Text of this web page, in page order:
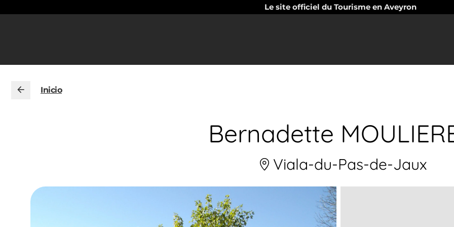
Le site officiel du Tourisme en Aveyron
Inicio
Bernadette
Viala-du-Pas-de-Jaux